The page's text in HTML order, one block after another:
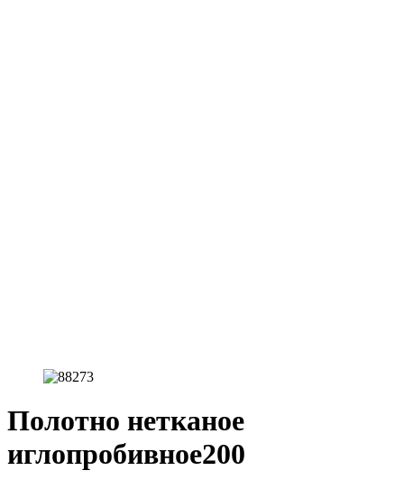
Полотно нетканое
иглопробивное200